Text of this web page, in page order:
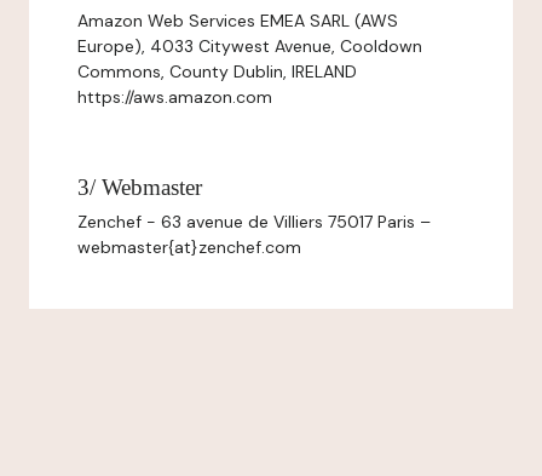
Amazon Web Services EMEA SARL (AWS
Europe), 4033 Citywest Avenue, Cooldown
Commons, County Dublin, IRELAND
https://aws.amazon.com
3/ Webmaster
Zenchef - 63 avenue de Villiers 75017 Paris –
webmaster{at}zenchef.com